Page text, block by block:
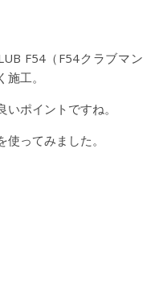
F54（F54クラブマン
工。
ポイントですね。
ってみました。